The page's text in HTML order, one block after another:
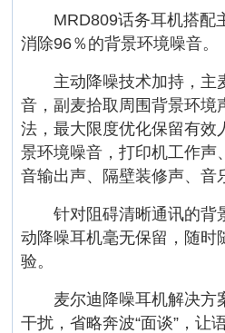
MRD809话务耳机搭配
消除96％的背景环境噪音。
主动降噪技术加持，主
音，副麦拾取周围背景环境
法，最大限度优化保留有效
景环境噪音，打印机工作声
音输出声、隔壁装修声、
针对阻碍清晰通讯的背
动降噪耳机毫无保留，随时
验。
麦尔迪降噪耳机解决方
干扰，省略奔波“面谈”，让